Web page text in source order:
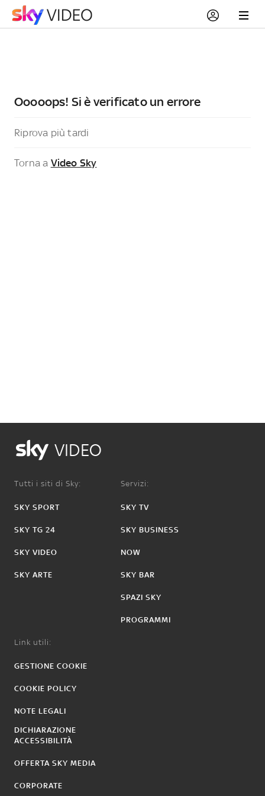
Ooooops! Si è verificato un errore
Riprova più tardi
Torna a Video Sky
VIDEO
Tutti i siti di Sky:
SKY SPORT
SKY TG 24
SKY VIDEO
SKY ARTE
Servizi:
SKY TV
SKY BUSINESS
NOW
SKY BAR
SPAZI SKY
PROGRAMMI
Link utili:
GESTIONE COOKIE
COOKIE POLICY
NOTE LEGALI
DICHIARAZIONE
ACCESSIBILITÀ
OFFERTA SKY MEDIA
CORPORATE